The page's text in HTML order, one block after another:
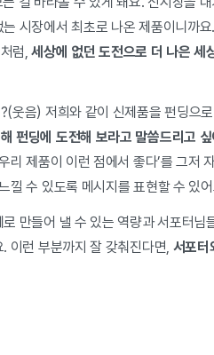
시장에서 최초로 나온 제품이니까
처럼,세상에 없던 도전으로 더 나은 세
웃음) 저희와 같이 신제품을 펀딩으
펀딩에 도전해 보라고 말씀드리고
제품이 이런 점에서 좋다’를 그저
낄 수 있도록 메시지를 표현할 수 있
만들어 낼 수 있는 역량과 서포터님
이런 부분까지 잘 갖춰진다면, 서포터